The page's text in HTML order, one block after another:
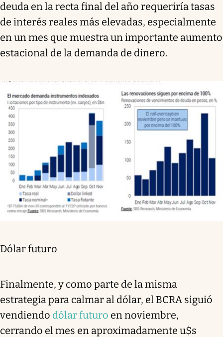
deuda en la recta final del año requeriría tasas
de interés reales más elevadas, especialmente
en un mes que muestra un importante aumento
estacional de la demanda de dinero.
Dólar futuro
Finalmente, y como parte de la misma
estrategia para calmar al dólar, el BCRA siguió
vendiendo dólar futuro en noviembre,
cerrando el mes en aproximadamente u$s